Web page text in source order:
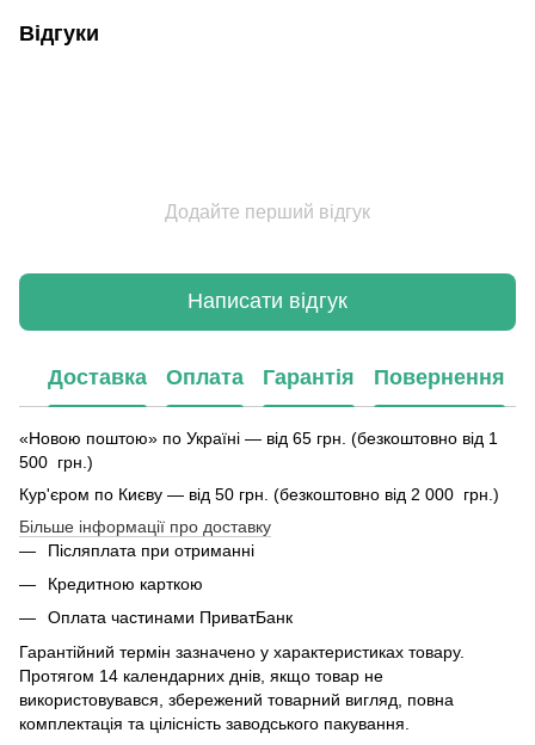
Відгуки
Додайте перший відгук
Написати відгук
Доставка Оплата Гарантія Повернення
«Новою поштою» по Україні — від 65 грн. (безкоштовно від 1
500 грн.)
Кур'єром по Києву — від 50 грн. (безкоштовно від 2 000 грн.)
Більше інформації про доставку
Післяплата при отриманні
Кредитною карткою
Оплата частинами ПриватБанк
Гарантійний термін зазначено у характеристиках товару.
Протягом 14 календарних днів, якщо товар не
використовувався, збережений товарний вигляд, повна
комплектація та цілісність заводського пакування.